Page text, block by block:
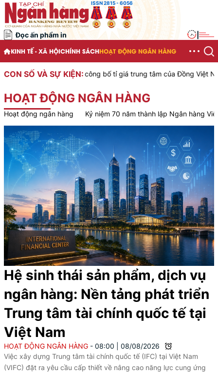
ISSN 2815 - 6056
Đọc ấn phẩm in
KINH TẾ - XÃ HỘICHÍNH SÁCHHOẠT ĐỘNG NGÂN HÀNG
CON SỐ VÀ SỰ KIỆN:
Việt Nam công bố tỉ giá trung tâm của Đồng Việt Nam với Đô la
HOẠT ĐỘNG NGÂN HÀNG
Hoạt động ngân hàng Kỷ niệm 70 năm thành lập Ngân hàng
Hệ sinh thái sản phẩm, dịch vụ
ngân hàng: Nền tảng phát triển
Trung tâm tài chính quốc tế tại
Việt Nam
HOẠT ĐỘNG NGÂN HÀNG 08:00
08/08/2026
Việc xây dựng Trung tâm tài chính quốc tế (IFC) tại Việt Nam
(VIFC) đặt ra yêu cầu cấp thiết về nâng cao năng lực cung ứng